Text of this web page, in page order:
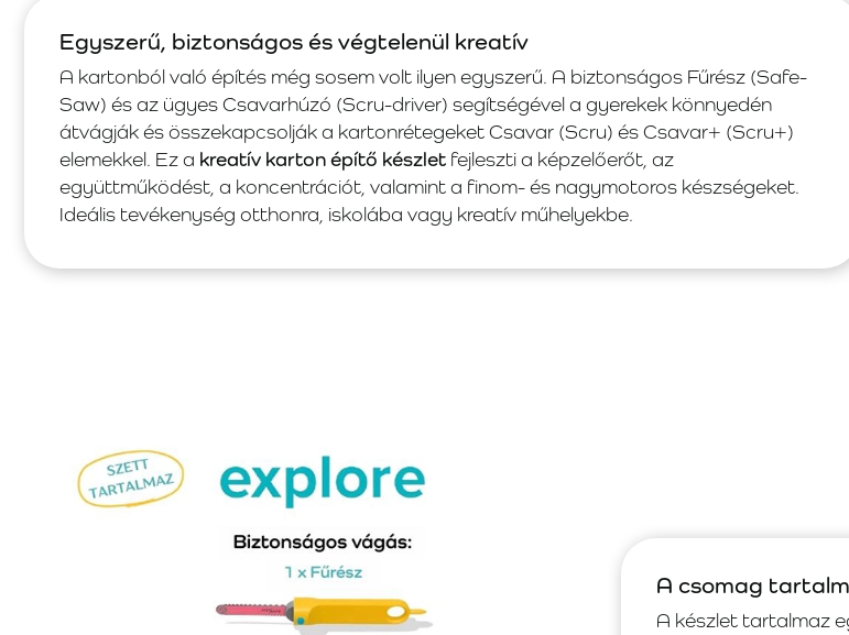
Egyszerű, biztonságos és végtelenül kreatív
A kartonból való építés még sosem volt ilyen egyszerű. A biztonságos Fűrész (Safe-
Saw) és az ügyes Csavarhúzó (Scru-driver) segítségével a gyerekek könnyedén
átvágják és összekapcsolják a kartonrétegeket Csavar (Scru) és Csavar+ (Scru+)
elemekkel. Ez a kreatív karton építő készlet fejleszti a képzelőerőt, az
együttműködést, a koncentrációt, valamint a finom- és nagymotoros készségeket.
Ideális tevékenység otthonra, iskolába vagy kreatív műhelyekbe.
A csomag
A készlet tartalmaz